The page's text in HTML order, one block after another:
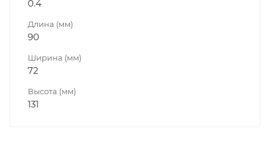
0.4
Длина (мм)
90
Ширина (мм)
72
Высота (мм)
131